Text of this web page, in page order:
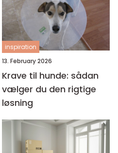
inspiration
13. February 2026
Krave til hunde: sådan
vælger du den rigtige
løsning